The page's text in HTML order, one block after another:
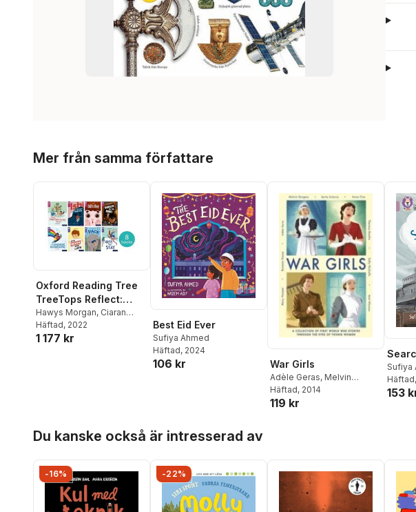
Mer från samma författare
Oxford Reading Tree
TreeTops Reflect:
Oxford Reading Levels
10-11: Mixed Pack
Hawys Morgan, Ciaran
Murtagh,Joanna Nadin
Swapna Haddow
Häftad, 2022
1 177 kr
Best Eid Ever
Sufiya Ahmed
Häftad, 2024
106 kr War Girls
Adèle Geras, Melvin
Burgess,Berlie Doherty
Mary Hooper
Häftad, 2014
119 kr
Sufiya
Häftad
153
Du kanske också är intresserad av
-16% -22%